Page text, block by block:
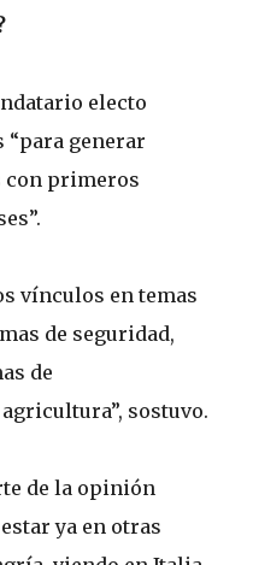
electo
“para generar
con primeros
vínculos en temas
de seguridad,
de
sostuvo.
de la opinión
ya en otras